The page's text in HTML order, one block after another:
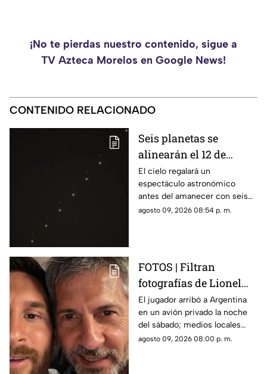
¡No te pierdas nuestro contenido, sigue a
TV Azteca Morelos en Google News!
CONTENIDO RELACIONADO
Seis planetas se
alinearán el 12 de
agosto: así podrás
observar el fenómeno
desde Morelos
El cielo regalará un
espectáculo astronómico
antes del amanecer con seis
planetas visibles desde
agosto 09, 2026 08:54 p. m.
FOTOS | Filtran
fotografías de Lionel
Messi y su familia en el
funeral de su papá
El jugador arribó a Argentina
en un avión privado la noche
del sábado; medios locales
captaron su llegada.
agosto 09, 2026 08:00 p. m.